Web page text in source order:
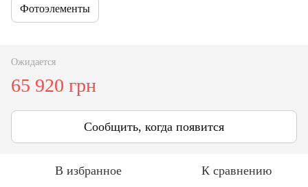
Фотоэлементы
Ожидается
65 920 грн
Сообщить, когда появится
В избранное К сравнению